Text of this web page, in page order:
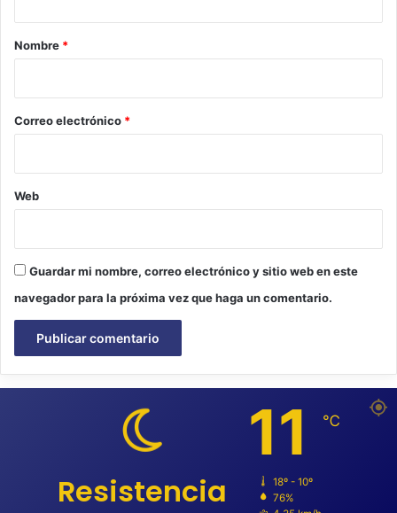
r
*
Nombre *
Correo electrónico *
Web
Guardar mi nombre, correo electrónico y sitio web en este
navegador para la próxima vez que haga un comentario.
Resistencia
11 ℃
18º - 10º
76%